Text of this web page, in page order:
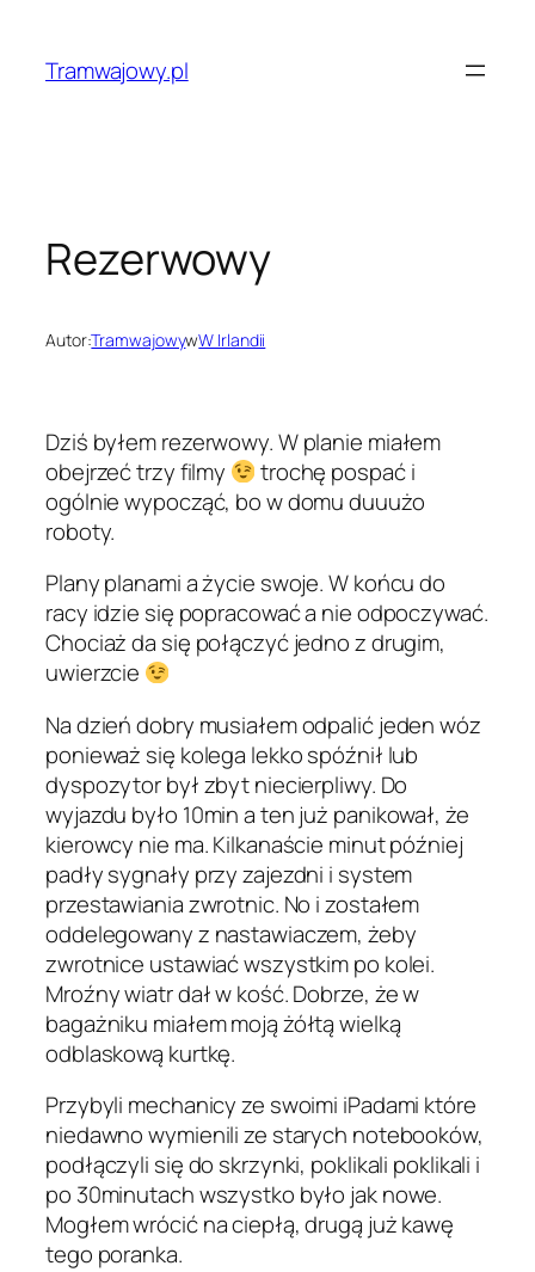
treściTramwajowy.pl
Rezerwowy
Autor:TramwajowywW Irlandii
Dziś byłem rezerwowy. W planie miałem
obejrzeć trzy filmy
trochę pospać i
ogólnie wypocząć, bo w domu duuużo
roboty.
Plany planami a życie swoje. W końcu do
racy idzie się popracować a nie odpoczywać.
Chociaż da się połączyć jedno z drugim,
uwierzcie
Na dzień dobry musiałem odpalić jeden wóz
ponieważ się kolega lekko spóźnił lub
dyspozytor był zbyt niecierpliwy. Do
wyjazdu było 10min a ten już panikował, że
kierowcy nie ma. Kilkanaście minut później
padły sygnały przy zajezdni i system
przestawiania zwrotnic. No i zostałem
oddelegowany z nastawiaczem, żeby
zwrotnice ustawiać wszystkim po kolei.
Mroźny wiatr dał w kość. Dobrze, że w
bagażniku miałem moją żółtą wielką
odblaskową kurtkę.
Przybyli mechanicy ze swoimi iPadami które
niedawno wymienili ze starych notebooków,
podłączyli się do skrzynki, poklikali poklikali i
po 30minutach wszystko było jak nowe.
Mogłem wrócić na ciepłą, drugą już kawę
tego poranka.